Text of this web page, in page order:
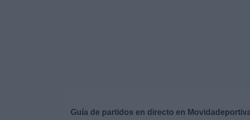
Guía de partidos en directo en